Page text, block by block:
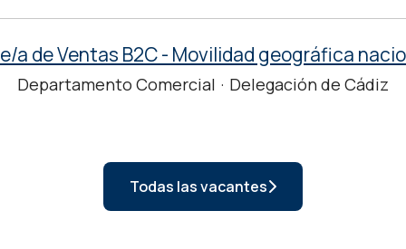
a de Ventas B2C - Movilidad geográfica
Departamento Comercial · Delegación de Cádiz
Todas las vacantes